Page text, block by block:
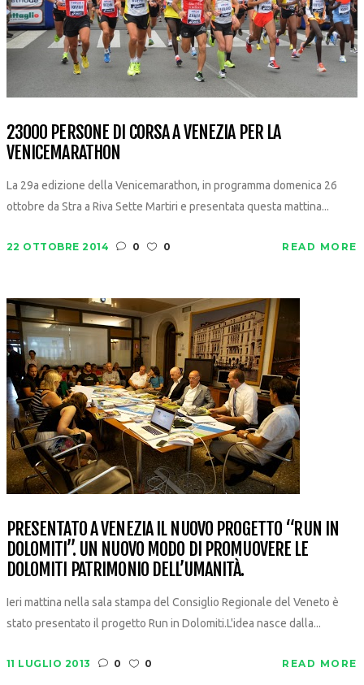
23000 PERSONE DI CORSA A VENEZIA PER LA
VENICEMARATHON
La 29a edizione della Venicemarathon, in programma domenica 26
ottobre da Stra a Riva Sette Martiri e presentata questa mattina...
22 OTTOBRE 2014 0 0 READ MORE
PRESENTATO A VENEZIA IL NUOVO PROGETTO “RUN IN
DOLOMITI”. UN NUOVO MODO DI PROMUOVERE LE
DOLOMITI PATRIMONIO DELL’UMANITÀ.
Ieri mattina nella sala stampa del Consiglio Regionale del Veneto è
stato presentato il progetto Run in Dolomiti.L'idea nasce dalla...
11 LUGLIO 2013 0 0 READ MORE